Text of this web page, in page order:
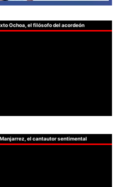
Ochoa, el filósofo del acordeón
el cantautor sentimental